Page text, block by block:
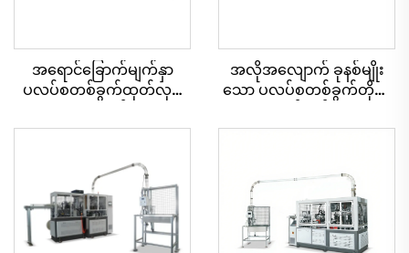
အရောင်ခြောက်မျက်နှာ
ပလပ်စတစ်ခွက်ထုတ်လုပ်
အလိုအလျောက် ခုနစ်မျိုး
သော ပလပ်စတစ်ခွက်တိုက်